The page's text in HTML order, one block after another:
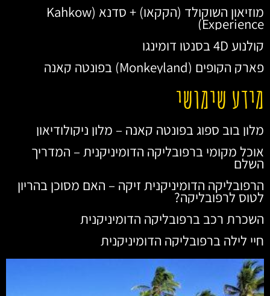
מוזיאון השוקולד (הקקאו) + סדנא (Kahkow
Experience)
קולנוע 4D בסנטו דומינגו
פארק הקופים (Monkeyland) בפונטה קאנה
מידע שימושי
מלון בוב ספוג בפונטה קאנה – מלון ניקולודיאון
אוכל מקומי ברפובליקה הדומיניקנית – המדריך
השלם
הרפובליקה הדומיניקנית זיקה – האם מסוכן בהריון
לטוס לרפובליקה?
השכרת רכב ברפובליקה הדומיניקנית
חיי לילה ברפובליקה הדומיניקנית